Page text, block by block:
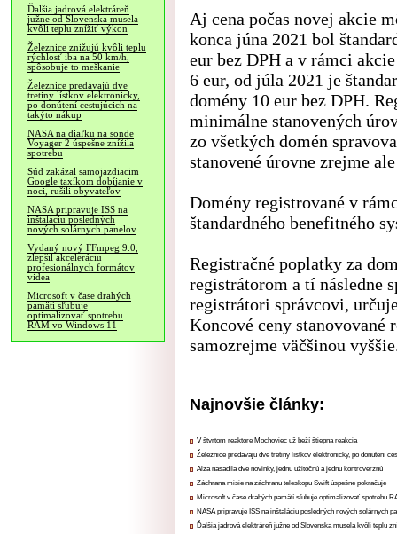
Ďalšia jadrová elektráreň
južne od Slovenska musela
kvôli teplu znížiť výkon
Železnice znižujú kvôli teplu
rýchlosť iba na 50 km/h,
spôsobuje to meškanie
Železnice predávajú dve
tretiny lístkov elektronicky,
po donútení cestujúcich na
takýto nákup
NASA na diaľku na sonde
Voyager 2 úspešne znížila
spotrebu
Súd zakázal samojazdiacim
Google taxíkom dobíjanie v
noci, rušili obyvateľov
NASA pripravuje ISS na
inštaláciu posledných
nových solárnych panelov
Vydaný nový FFmpeg 9.0,
zlepšil akceleráciu
profesionálnych formátov
videa
Microsoft v čase drahých
pamätí sľubuje
optimalizovať spotrebu
RAM vo Windows 11
Aj cena počas novej akcie
konca júna 2021 bol
eur bez DPH a v rámci
6 eur, od júla 2021 je
domény 10 eur bez DPH.
minimálne stanovených
zo všetkých domén
stanovené úrovne zrejme
Domény registrované v
štandardného benefitného
Registračné poplatky za
registrátorom a tí následne
registrátori správcovi,
Koncové ceny
samozrejme väčšinou
Najnovšie články:
V štvrtom reaktore Mochoviec už beží štiepna reakcia
Železnice predávajú dve tretiny lístkov elektronicky, po donútení
Alza nasadila dve novinky, jednu užitočnú a jednu kontroverznú
Záchrana misie na záchranu teleskopu Swift úspešne pokračuje
Microsoft v čase drahých pamätí sľubuje optimalizovať spotrebu
NASA pripravuje ISS na inštaláciu posledných nových solárnych
Ďalšia jadrová elektráreň južne od Slovenska musela kvôli teplu